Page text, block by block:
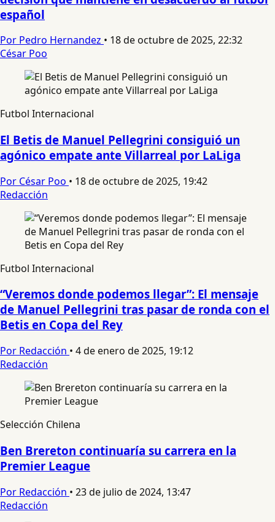
español
Por Pedro Hernandez • 18 de octubre de 2025, 22:32
César Poo
Futbol Internacional
El Betis de Manuel Pellegrini consiguió un
agónico empate ante Villarreal por LaLiga
Por César Poo • 18 de octubre de 2025, 19:42
Redacción
Futbol Internacional
“Veremos donde podemos llegar”: El mensaje
de Manuel Pellegrini tras pasar de ronda con el
Betis en Copa del Rey
Por Redacción • 4 de enero de 2025, 19:12
Redacción
Selección Chilena
Ben Brereton continuaría su carrera en la
Premier League
Por Redacción • 23 de julio de 2024, 13:47
Redacción